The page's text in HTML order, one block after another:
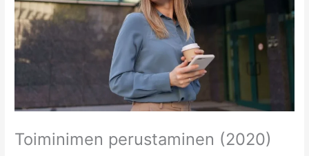
Toiminimen perustaminen (2020)